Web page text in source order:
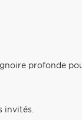
profonde
invités.